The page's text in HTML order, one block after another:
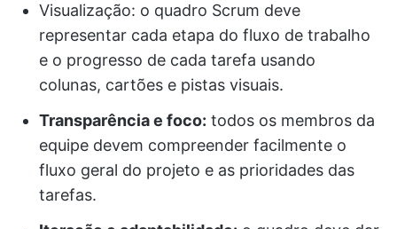
Visualização: o quadro Scrum deve
representar cada etapa do fluxo de trabalho
e o progresso de cada tarefa usando
colunas, cartões e pistas visuais.
Transparência e foco: todos os membros da
equipe devem compreender facilmente o
fluxo geral do projeto e as prioridades das
tarefas.